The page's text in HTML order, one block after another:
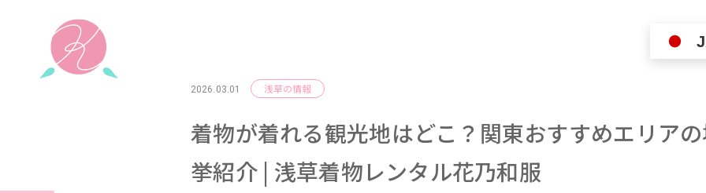
2026.03.01 浅草の情報
着物が着れる観光地はどこ？関東おすすめエリア
挙紹介 | 浅草着物レンタル花乃和服